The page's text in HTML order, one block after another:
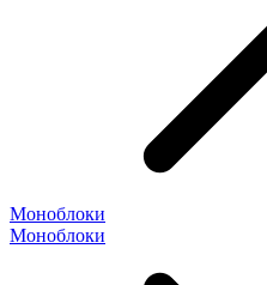
Моноблоки
Моноблоки